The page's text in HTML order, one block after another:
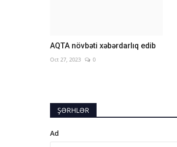
AQTA növbəti xəbərdarlıq edib
Oct 27, 2023 0
ŞƏRHLƏR
Ad